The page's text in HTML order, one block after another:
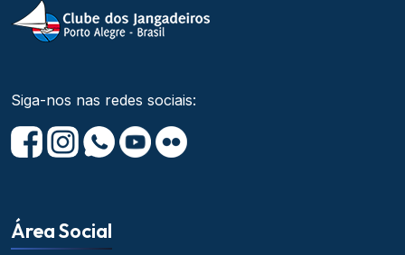
Siga-nos nas redes sociais:
Área Social